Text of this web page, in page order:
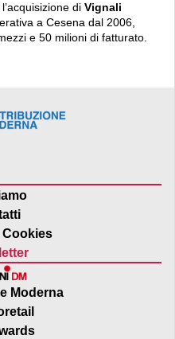
di Vignali
a Cesena dal 2006,
e 50 milioni di fatturato.
Cookies
Moderna